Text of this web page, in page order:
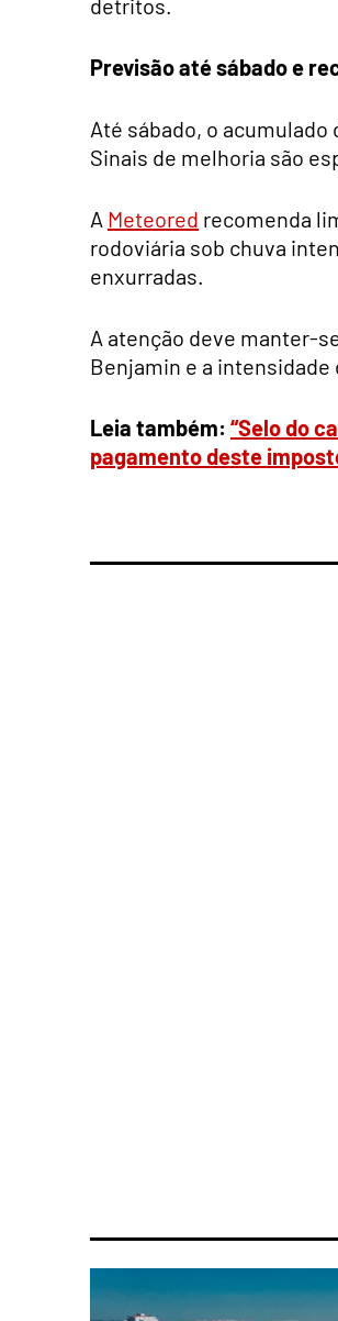
Previsão até sábado e
Até sábado, o
Sinais de melhoria são
A Meteored recomenda
rodoviária sob chuva
enxurradas.
A atenção deve manter-
Benjamin e a intensidade
Leia também: “Selo do
pagamento deste